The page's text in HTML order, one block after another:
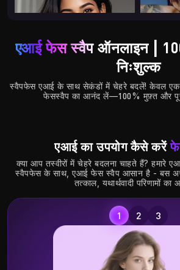
एआई फेस स्वैपऑनलाइन |
निःशुल्क
स्वैपफेस एआई के साथ सेकंडों में चेहरे बदलें! केवल एक
फेसस्वैप का आनंद लें—100% मुफ़्त और
एआई का उपयोग कैसे करें
क्या आप तस्वीरों में चेहरे बदलना चाहते हैं? हमारे
स्वैपफेस के साथ, एआई फेस स्वैप आसान है - बस
तत्काल, यथार्थवादी परिणामों